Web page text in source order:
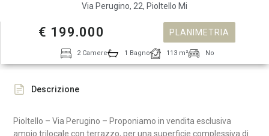
Via Perugino, 22, Pioltello Mi
€ 199.000 PLANIMETRIA
2 Camere 1 Bagno 113 m² No
Descrizione
Pioltello – Via Perugino – Proponiamo in vendita esclusiva
ampio trilocale con terrazzo, per una superficie complessiva di